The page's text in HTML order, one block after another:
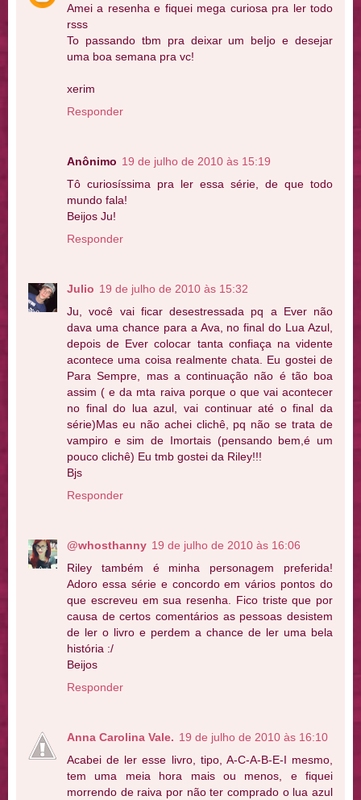
Amei a resenha e fiquei mega curiosa pra ler todo
rsss
To passando tbm pra deixar um beIjo e desejar
uma boa semana pra vc!
xerim
Responder
Anônimo 19 de julho de 2010 às 15:19
Tô curiosíssima pra ler essa série, de que todo
mundo fala!
Beijos Ju!
Responder
Julio 19 de julho de 2010 às 15:32
Ju, você vai ficar desestressada pq a Ever não
dava uma chance para a Ava, no final do Lua Azul,
depois de Ever colocar tanta confiaça na vidente
acontece uma coisa realmente chata. Eu gostei de
Para Sempre, mas a continuação não é tão boa
assim ( e da mta raiva porque o que vai acontecer
no final do lua azul, vai continuar até o final da
série)Mas eu não achei clichê, pq não se trata de
vampiro e sim de Imortais (pensando bem,é um
pouco clichê) Eu tmb gostei da Riley!!!
Bjs
Responder
@whosthanny 19 de julho de 2010 às 16:06
Riley também é minha personagem preferida!
Adoro essa série e concordo em vários pontos do
que escreveu em sua resenha. Fico triste que por
causa de certos comentários as pessoas desistem
de ler o livro e perdem a chance de ler uma bela
história :/
Beijos
Responder
Anna Carolina Vale. 19 de julho de 2010 às 16:10
Acabei de ler esse livro, tipo, A-C-A-B-E-I mesmo,
tem uma meia hora mais ou menos, e fiquei
morrendo de raiva por não ter comprado o lua azul